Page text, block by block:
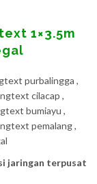
1×3.5m
purbalingga ,
cilacap ,
bumiayu ,
pemalang ,
jaringan terpusat